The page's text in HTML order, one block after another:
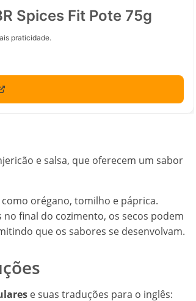
Spices Fit Pote 75g
praticidade.
e salsa, que oferecem um sabor
orégano, tomilho e páprica.
final do cozimento, os secos podem
que os sabores se desenvolvam.
e suas traduções para o inglês: